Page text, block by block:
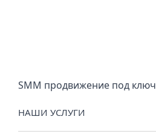
SMM продвижение под ключ
НАШИ УСЛУГИ